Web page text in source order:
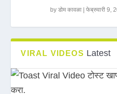
byडोम कावळा |फेब्रुवारी 9,
VIRAL VIDEOS Latest